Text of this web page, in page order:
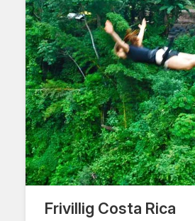
Frivillig Costa Rica